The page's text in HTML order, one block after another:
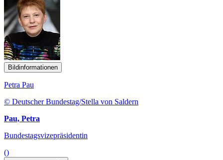
Bildinformationen
Petra Pau
© Deutscher Bundestag/Stella von Saldern
Pau, Petra
Bundestagsvizepräsidentin
()